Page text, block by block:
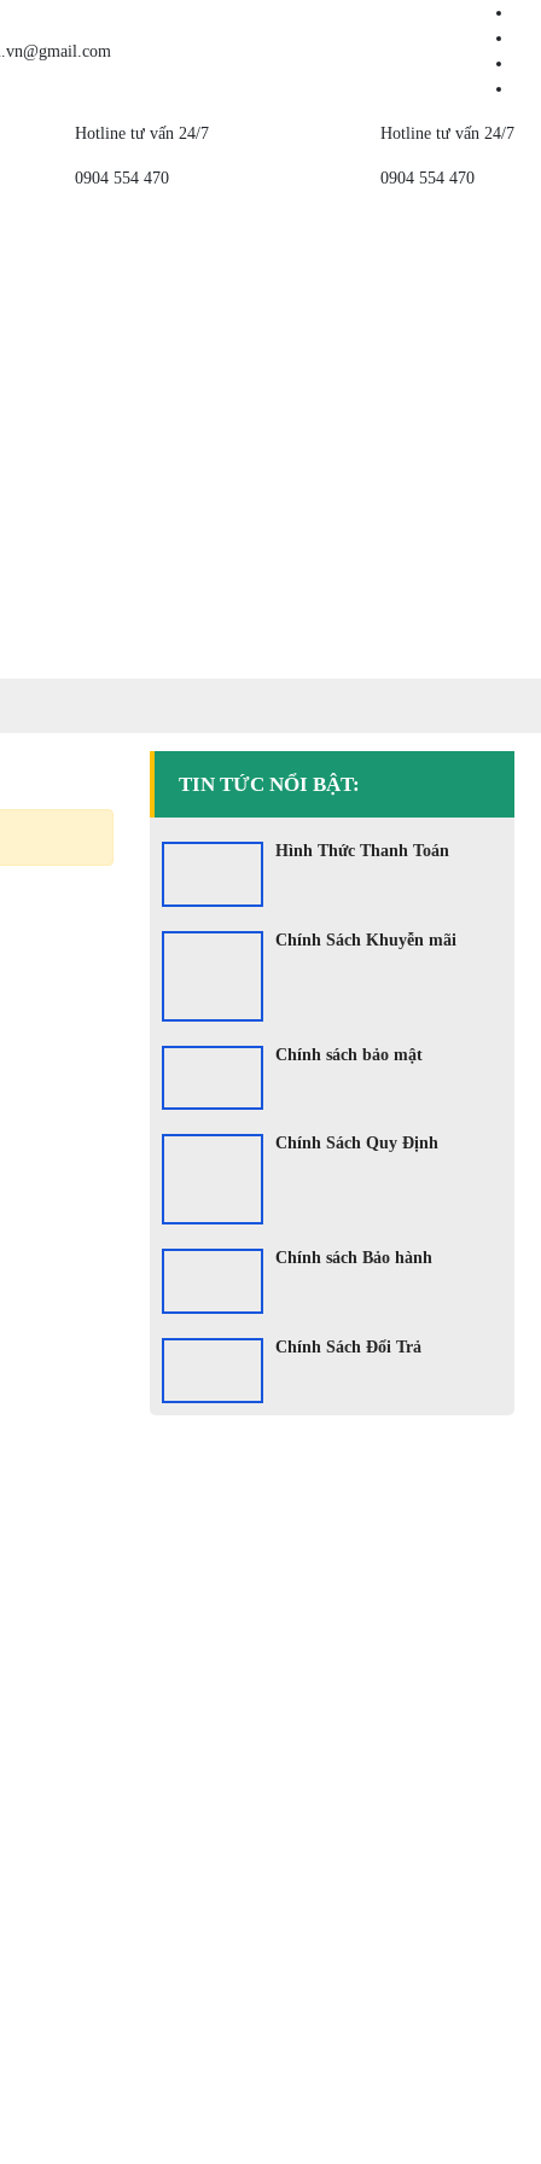
Hotline tư vấn 24/7
0904 554 470
Hotline tư vấn 24/7
0904 554 470
TIN TỨC NỔI BẬT:
Hình Thức Thanh Toán
Chính Sách Khuyễn mãi
Chính sách bảo mật
Chính Sách Quy Định
Chính sách Bảo hành
Chính Sách Đổi Trả